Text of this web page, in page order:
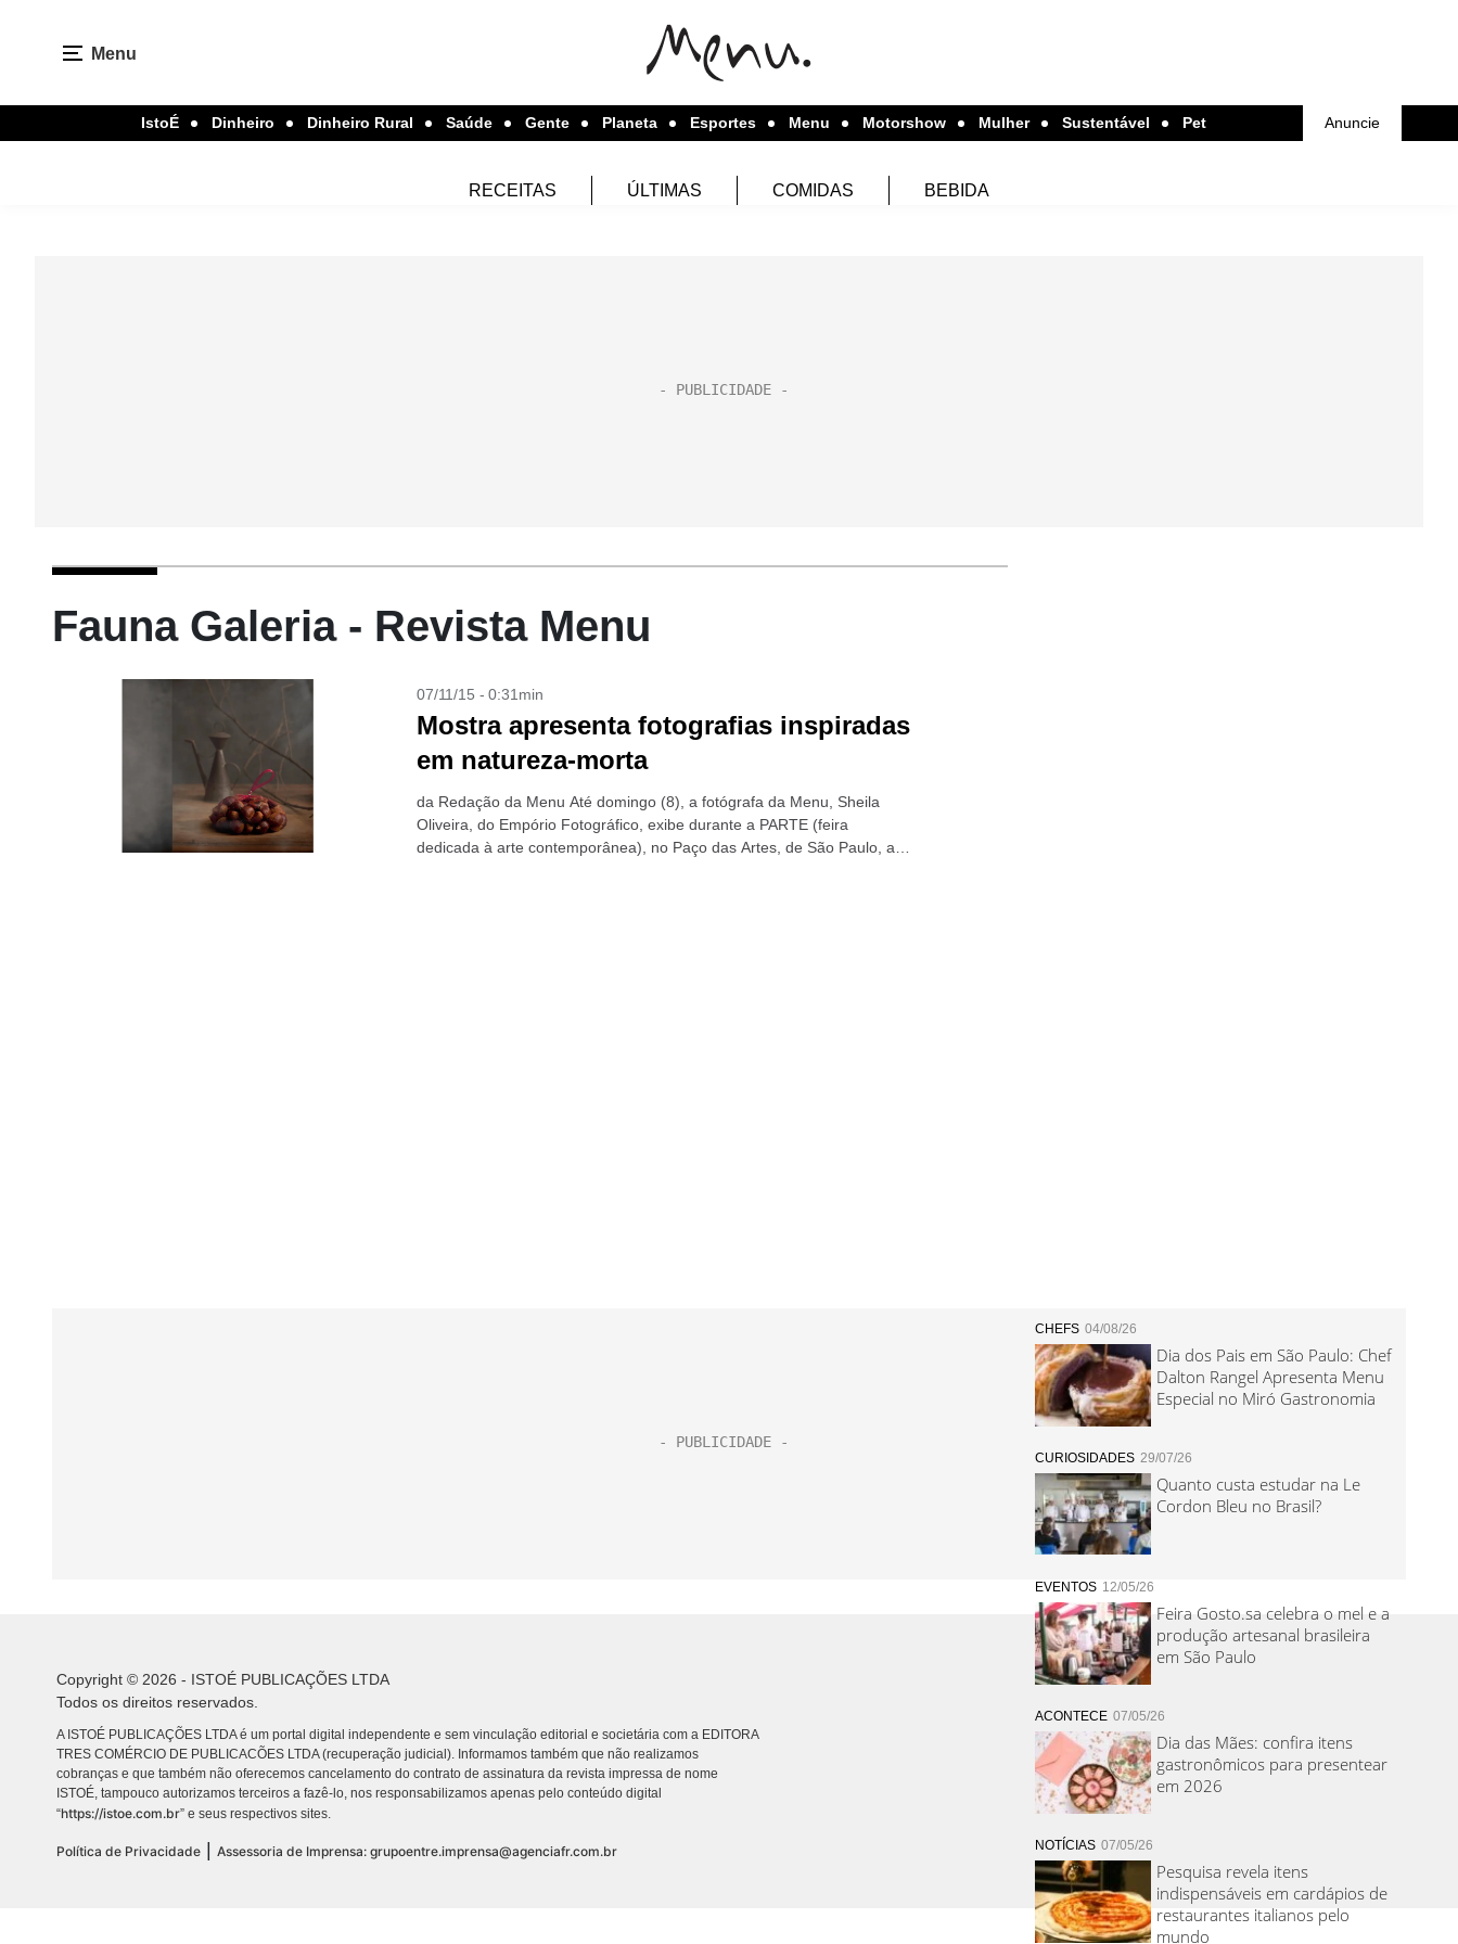
Menu
IstoÉ Dinheiro Dinheiro Rural Saúde Gente Planeta Esportes Menu Motorshow Mulher Sustentável Pet Anuncie
RECEITAS ÚLTIMAS COMIDAS BEBIDA
Fauna Galeria - Revista Menu
07/11/15 - 0:31min
Mostra apresenta fotografias inspiradas
em natureza-morta
da Redação da Menu Até domingo (8), a fotógrafa da Menu, Sheila
Oliveira, do Empório Fotográfico, exibe durante a PARTE (feira
dedicada à arte contemporânea), no Paço das Artes, de São Paulo, a
CHEFS 04/08/26
Dia dos Pais em São Paulo: Chef
Dalton Rangel Apresenta Menu
Especial no Miró Gastronomia
CURIOSIDADES 29/07/26
Quanto custa estudar na Le
Cordon Bleu no Brasil?
EVENTOS 12/05/26
Feira Gosto.sa celebra o mel e a
produção artesanal brasileira
em São Paulo
ACONTECE 07/05/26
Dia das Mães: confira itens
gastronômicos para presentear
em 2026
NOTÍCIAS 07/05/26
Pesquisa revela itens
indispensáveis em cardápios de
restaurantes italianos pelo
mundo
Copyright © 2026 - ISTOÉ PUBLICAÇÕES LTDA
Todos os direitos reservados.
A ISTOÉ PUBLICAÇÕES LTDA é um portal digital independente e sem vinculação editorial e societária com a EDITORA
TRES COMÉRCIO DE PUBLICACÕES LTDA (recuperação judicial). Informamos também que não realizamos
cobranças e que também não oferecemos cancelamento do contrato de assinatura da revista impressa de nome
ISTOÉ, tampouco autorizamos terceiros a fazê-lo, nos responsabilizamos apenas pelo conteúdo digital
“https://istoe.com.br” e seus respectivos sites.
Política de Privacidade Assessoria de Imprensa: grupoentre.imprensa@agenciafr.com.br